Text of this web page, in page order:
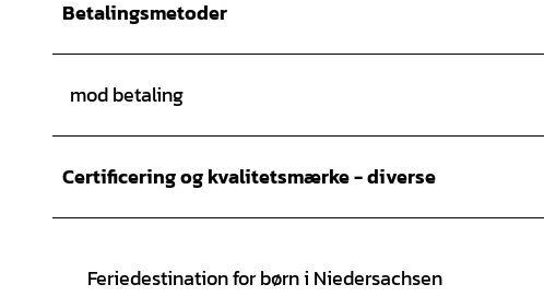
Betalingsmetoder
mod betaling
Certificering og kvalitetsmærke - diverse
Feriedestination for børn i Niedersachsen